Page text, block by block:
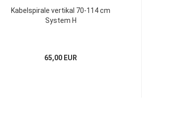
Kabelspirale vertikal 70-114 cm
System H
65,00 EUR